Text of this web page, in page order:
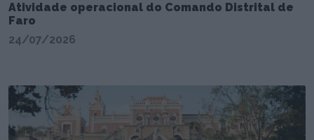
Atividade operacional do Comando Distrital de
Faro
24/07/2026